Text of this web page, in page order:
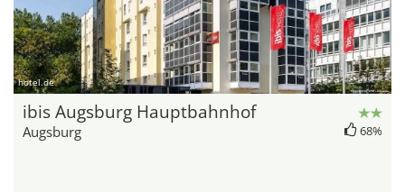
hotel.de
ibis Augsburg Hauptbahnhof
Augsburg 68%